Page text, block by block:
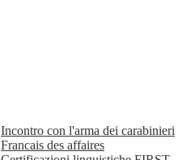
Incontro con l'arma dei carabinieri
Francais des affaires